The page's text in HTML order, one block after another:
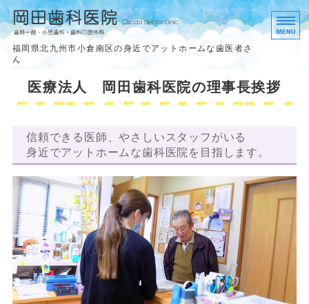
岡田歯科医
福岡県北九州市小倉南区の身近でアットホームな歯医者さ
ん
ホーム
理事長挨拶
アクセス
求人案内
医療法人 岡田歯科医院の理事長挨拶
信頼できる医師、やさしいスタッフがいる
身近でアットホームな歯科医院を目指します。